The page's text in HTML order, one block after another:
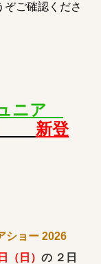
ご確認くださ
ニア
新登
ショー 2026
（日） の ２日